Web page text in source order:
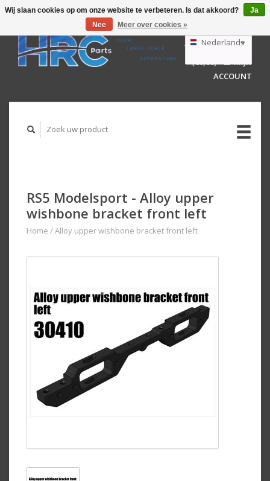
GBP
AUD
Nederlands
Deutsch
English
WINKELWAGEN
(€0,00)
MIJN
ACCOUNT
RS5 Modelsport - Alloy upper
wishbone bracket front left
Home /Alloy upper wishbone bracket front left
Wij slaan cookies op om onze website te verbeteren. Is dat akkoord?
Ja
Nee
Meer over cookies »